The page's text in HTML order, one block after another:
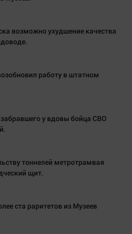
возможно ухудшение качества
работу в штатном
у вдовы бойца СВО
тоннелей метротрамвая
щит.
ста раритетов из Музеев